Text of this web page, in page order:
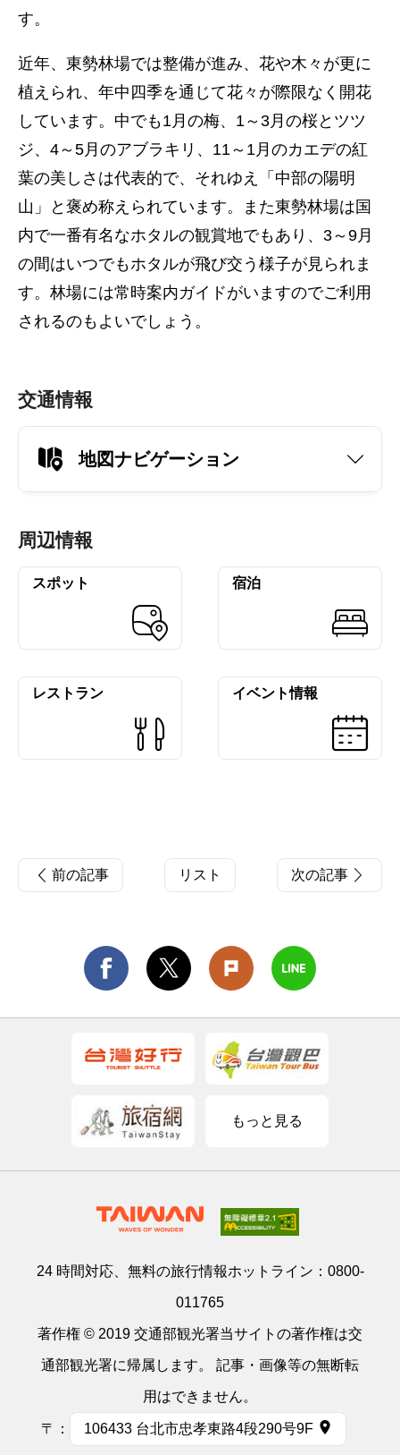
す。
近年、東勢林場では整備が進み、花や木々が更に
植えられ、年中四季を通じて花々が際限なく開花
しています。中でも1月の梅、1～3月の桜とツツ
ジ、4～5月のアブラキリ、11～1月のカエデの紅
葉の美しさは代表的で、それゆえ「中部の陽明
山」と褒め称えられています。また東勢林場は国
内で一番有名なホタルの観賞地でもあり、3～9月
の間はいつでもホタルが飛び交う様子が見られま
す。林場には常時案内ガイドがいますのでご利用
されるのもよいでしょう。
交通情報
地図ナビゲーション
周辺情報
スポット 宿泊
レストラン イベント情報
前の記事 リスト 次の記事
もっと見る
24 時間対応、無料の旅行情報ホットライン： 0800-
011765
著作権 © 2019 交通部観光署当サイトの著作権は交
通部観光署に帰属します。 記事・画像等の無断転
用はできません。
〒： 106433 台北市忠孝東路4段290号9F